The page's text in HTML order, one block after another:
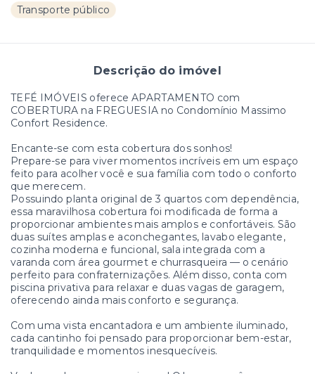
Transporte público
Descrição do imóvel
TEFÉ IMÓVEIS oferece APARTAMENTO com
COBERTURA na FREGUESIA no Condomínio Massimo
Confort Residence.
Encante-se com esta cobertura dos sonhos!
Prepare-se para viver momentos incríveis em um espaço
feito para acolher você e sua família com todo o conforto
que merecem.
Possuindo planta original de 3 quartos com dependência,
essa maravilhosa cobertura foi modificada de forma a
proporcionar ambientes mais amplos e confortáveis. São
duas suítes amplas e aconchegantes, lavabo elegante,
cozinha moderna e funcional, sala integrada com a
varanda com área gourmet e churrasqueira — o cenário
perfeito para confraternizações. Além disso, conta com
piscina privativa para relaxar e duas vagas de garagem,
oferecendo ainda mais conforto e segurança.
Com uma vista encantadora e um ambiente iluminado,
cada cantinho foi pensado para proporcionar bem-estar,
tranquilidade e momentos inesquecíveis.